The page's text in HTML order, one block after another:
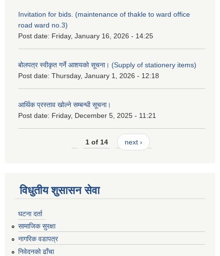
Invitation for bids. (maintenance of thakle to ward office
road ward no.3)
Post date: Friday, January 16, 2026 - 14:25
बोलपत्र स्वीकृत गर्ने आशयको सूचना। (Supply of stationery items)
Post date: Thursday, January 1, 2026 - 12:18
आर्थिक प्रस्ताव खोल्ने सम्बन्धी सूचना।
Post date: Friday, December 5, 2025 - 11:21
1 of 14 next ›
विधुतीय शुसासन सेवा
घटना दर्ता
सामाजिक सुरक्षा
नागरिक वडापत्र
निवेदनको ढाँचा